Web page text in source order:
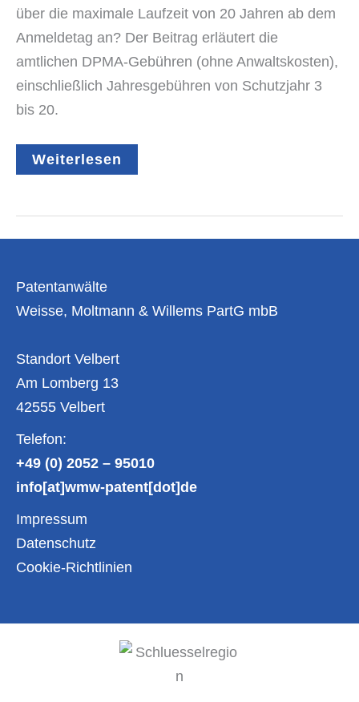
über die maximale Laufzeit von 20 Jahren ab dem
Anmeldetag an? Der Beitrag erläutert die
amtlichen DPMA-Gebühren (ohne Anwaltskosten),
einschließlich Jahresgebühren von Schutzjahr 3
bis 20.
Kosten
einer
–
über
Laufzeit
von
20
Weiterlesen
Patentanwälte
Weisse, Moltmann & Willems PartG mbB
Standort Velbert
Am Lomberg 13
42555 Velbert
Telefon:
+49 (0) 2052 – 95010
info[at]wmw-patent[dot]de
Impressum
Datenschutz
Cookie-Richtlinien